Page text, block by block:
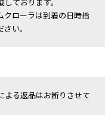
ております。
ローラは到着の日時指
い。
よる返品はお断りさせて